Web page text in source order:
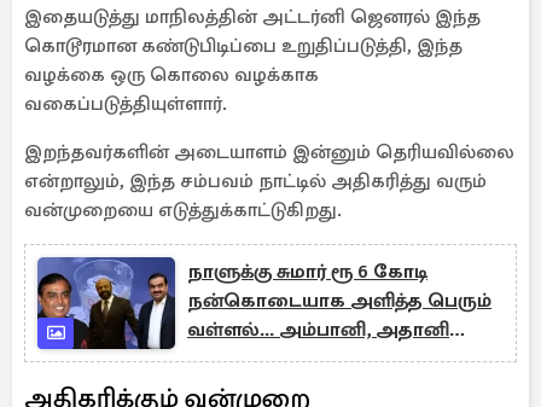
இதையடுத்து மாநிலத்தின் அட்டர்னி ஜெனரல் இந்த
கொடூரமான கண்டுபிடிப்பை உறுதிப்படுத்தி, இந்த
வழக்கை ஒரு கொலை வழக்காக
வகைப்படுத்தியுள்ளார்.
இறந்தவர்களின் அடையாளம் இன்னும் தெரியவில்லை
என்றாலும், இந்த சம்பவம் நாட்டில் அதிகரித்து வரும்
வன்முறையை எடுத்துக்காட்டுகிறது.
நாளுக்கு சுமார் ரூ 6 கோடி
நன்கொடையாக அளித்த பெரும்
வள்ளல்... அம்பானி, அதானி
அல்ல
அதிகரிக்கும் வன்முறை